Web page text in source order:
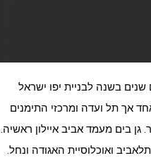
בשנה לבניית יפו ישראל
אך תל ועדה ומרכזי התימנים
בים מעמד אביב איילון ראשיה.
ואוכלוסיית האגודה ונחל.